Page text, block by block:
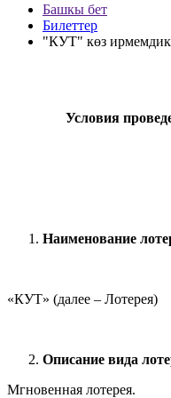
Башкы бет
Билеттер
"КУТ" көз ирмемдик
Условия
Наименование
«КУТ» (далее – Лотерея)
Описание вида
Мгновенная лотерея.